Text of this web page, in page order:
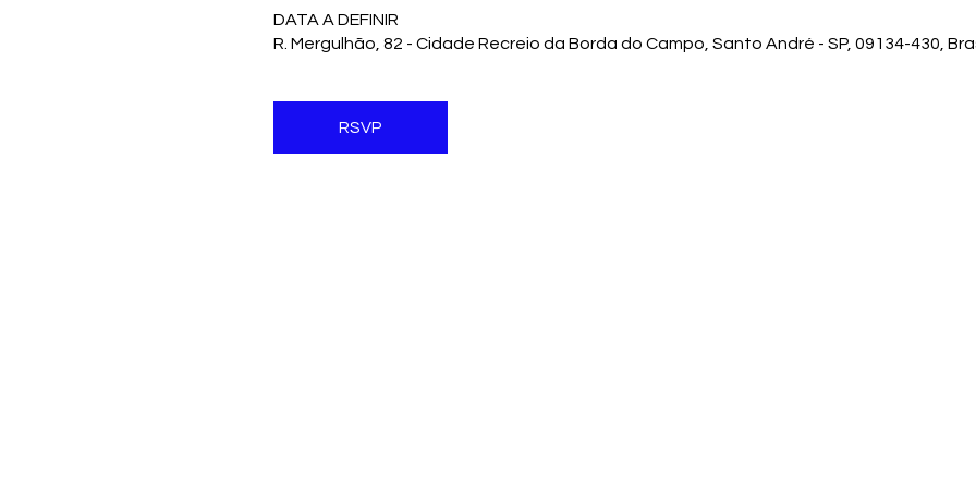
DATA A DEFINIR
R. Mergulhão, 82 - Cidade Recreio da Borda do Campo, Santo André - SP, 09134-430,
RSVP